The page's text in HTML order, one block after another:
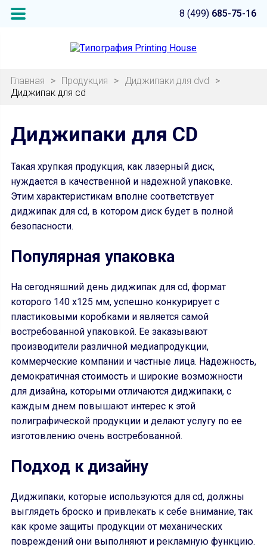
8 (499) 685-75-16
Главная > Продукция > Диджипаки для dvd
>
Диджипак для cd
Диджипаки для CD
Такая хрупкая продукция, как лазерный диск,
нуждается в качественной и надежной упаковке.
Этим характеристикам вполне соответствует
диджипак для cd, в котором диск будет в полной
безопасности.
Популярная упаковка
На сегодняшний день диджипак для cd, формат
которого 140 х125 мм, успешно конкурирует с
пластиковыми коробками и является самой
востребованной упаковкой. Ее заказывают
производители различной медиапродукции,
коммерческие компании и частные лица. Надежность,
демократичная стоимость и широкие возможности
для дизайна, которыми отличаются диджипаки, с
каждым днем повышают интерес к этой
полиграфической продукции и делают услугу по ее
изготовлению очень востребованной.
Подход к дизайну
Диджипаки, которые используются для cd, должны
выглядеть броско и привлекать к себе внимание, так
как кроме защиты продукции от механических
повреждений они выполняют и рекламную функцию.